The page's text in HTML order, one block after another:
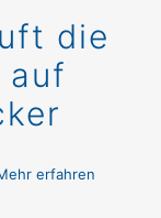
die
auf
erfahren